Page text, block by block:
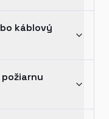
káblový